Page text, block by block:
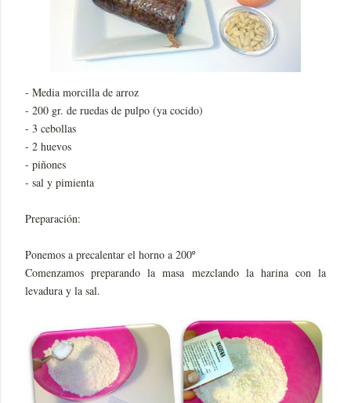
- Media morcilla de arroz
- 200 gr. de ruedas de pulpo (ya cocido)
- 3 cebollas
- 2 huevos
- piñones
- sal y pimienta
Preparación:
Ponemos a precalentar el horno a 200º
Comenzamos preparando la masa mezclando la harina con la
levadura y la sal.